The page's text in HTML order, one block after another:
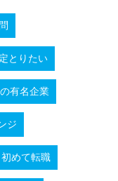
とりたい
有名企業
ジ
めて転職